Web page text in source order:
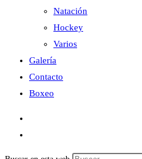
Natación
Hockey
Varios
Galería
Contacto
Boxeo